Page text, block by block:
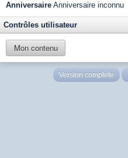
Anniversaire Anniversaire inconnu
Contrôles utilisateur
Mon contenu
Version complète